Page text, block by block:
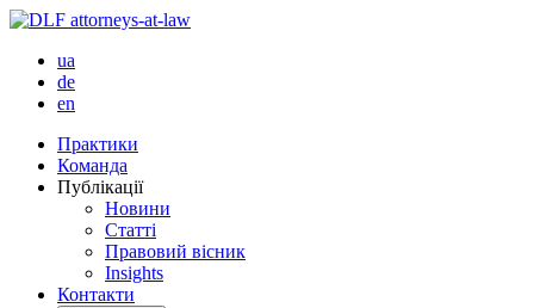
ua
de
en
Практики
Команда
Публікації
Новини
Статті
Правовий вісник
Insights
Контакти